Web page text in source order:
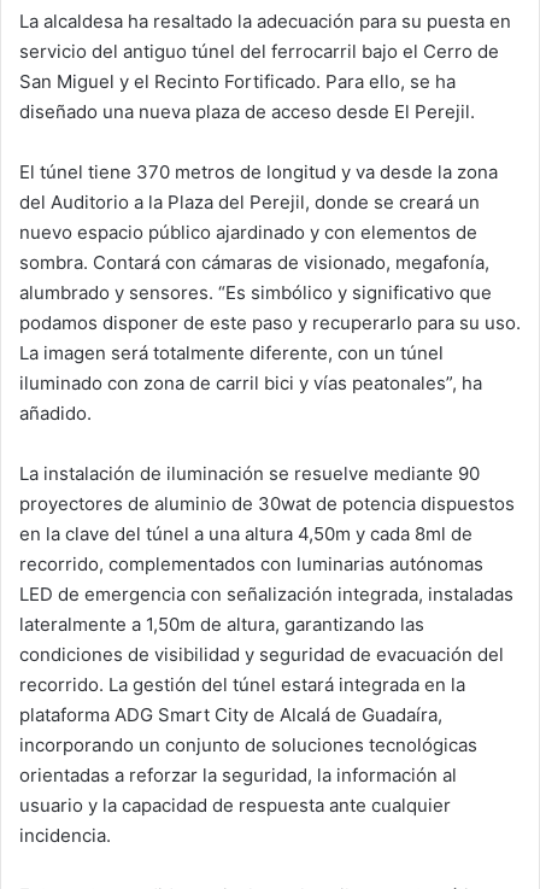
La alcaldesa ha resaltado la adecuación para su puesta en
servicio del antiguo túnel del ferrocarril bajo el Cerro de
San Miguel y el Recinto Fortificado. Para ello, se ha
diseñado una nueva plaza de acceso desde El Perejil.
El túnel tiene 370 metros de longitud y va desde la zona
del Auditorio a la Plaza del Perejil, donde se creará un
nuevo espacio público ajardinado y con elementos de
sombra. Contará con cámaras de visionado, megafonía,
alumbrado y sensores. “Es simbólico y significativo que
podamos disponer de este paso y recuperarlo para su uso.
La imagen será totalmente diferente, con un túnel
iluminado con zona de carril bici y vías peatonales”, ha
añadido.
La instalación de iluminación se resuelve mediante 90
proyectores de aluminio de 30wat de potencia dispuestos
en la clave del túnel a una altura 4,50m y cada 8ml de
recorrido, complementados con luminarias autónomas
LED de emergencia con señalización integrada, instaladas
lateralmente a 1,50m de altura, garantizando las
condiciones de visibilidad y seguridad de evacuación del
recorrido. La gestión del túnel estará integrada en la
plataforma ADG Smart City de Alcalá de Guadaíra,
incorporando un conjunto de soluciones tecnológicas
orientadas a reforzar la seguridad, la información al
usuario y la capacidad de respuesta ante cualquier
incidencia.